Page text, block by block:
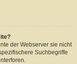
der Webserver sie nicht
Suchbegriffe